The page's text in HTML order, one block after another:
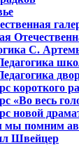
С.
короткого
«Во весь
новой
мы помним
Швейцер